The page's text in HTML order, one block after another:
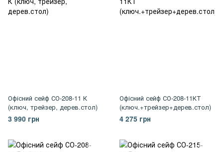
Офісний сейф СО-208-11 К
(ключ, трейзер, дерев.стол)
3 990 грн
Офісний сейф СО-208-11КТ
(ключ.+трейзер+дерев.стол)
4 275 грн